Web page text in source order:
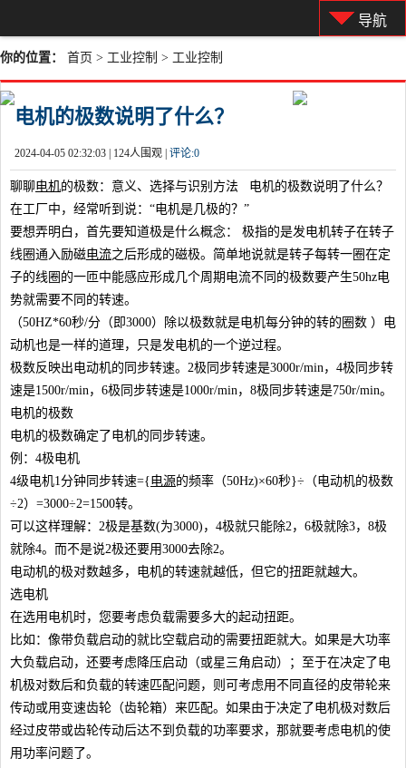
导航
你的位置： 首页 > 工业控制 > 工业控制
电机的极数说明了什么？
2024-04-05 02:32:03 | 124人围观 | 评论:0
聊聊电机的极数：意义、选择与识别方法 电机的极数说明了什么？
在工厂中，经常听到说：“电机是几极的？”
要想弄明白，首先要知道极是什么概念： 极指的是发电机转子在转子
线圈通入励磁电流之后形成的磁极。简单地说就是转子每转一圈在定
子的线圈的一匝中能感应形成几个周期电流不同的极数要产生50hz电
势就需要不同的转速。
（50HZ*60秒/分（即3000）除以极数就是电机每分钟的转的圈数 ）电
动机也是一样的道理，只是发电机的一个逆过程。
极数反映出电动机的同步转速。2极同步转速是3000r/min，4极同步转
速是1500r/min，6极同步转速是1000r/min，8极同步转速是750r/min。
电机的极数
电机的极数确定了电机的同步转速。
例：4极电机
4级电机1分钟同步转速={电源的频率（50Hz)×60秒}÷（电动机的极数
÷2）=3000÷2=1500转。
可以这样理解：2极是基数(为3000)，4极就只能除2，6极就除3，8极
就除4。而不是说2极还要用3000去除2。
电动机的极对数越多，电机的转速就越低，但它的扭距就越大。
选电机
在选用电机时，您要考虑负载需要多大的起动扭距。
比如：像带负载启动的就比空载启动的需要扭距就大。如果是大功率
大负载启动，还要考虑降压启动（或星三角启动）；至于在决定了电
机极对数后和负载的转速匹配问题，则可考虑用不同直径的皮带轮来
传动或用变速齿轮（齿轮箱）来匹配。如果由于决定了电机极对数后
经过皮带或齿轮传动后达不到负载的功率要求，那就要考虑电机的使
用功率问题了。